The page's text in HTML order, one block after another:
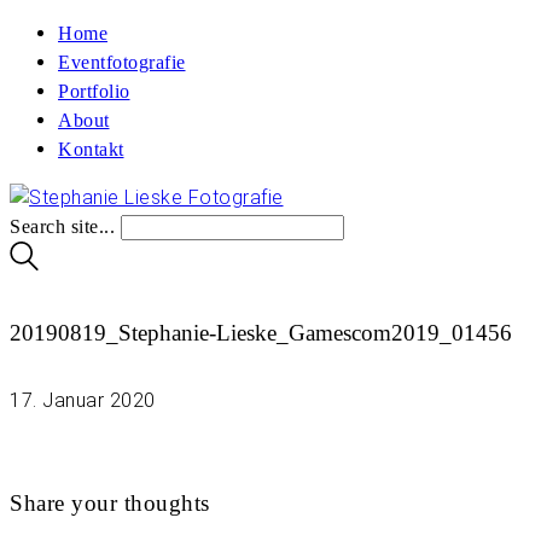
Home
Eventfotografie
Portfolio
About
Kontakt
Search site...
20190819_Stephanie-Lieske_Gamescom2019_01456
17. Januar 2020
Share your thoughts